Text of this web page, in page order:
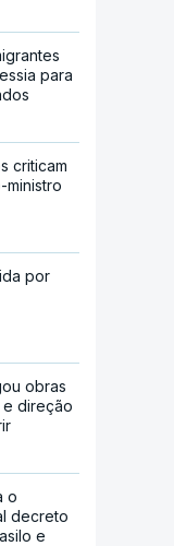
para
criticam
por
obras
direção
o
decreto
e